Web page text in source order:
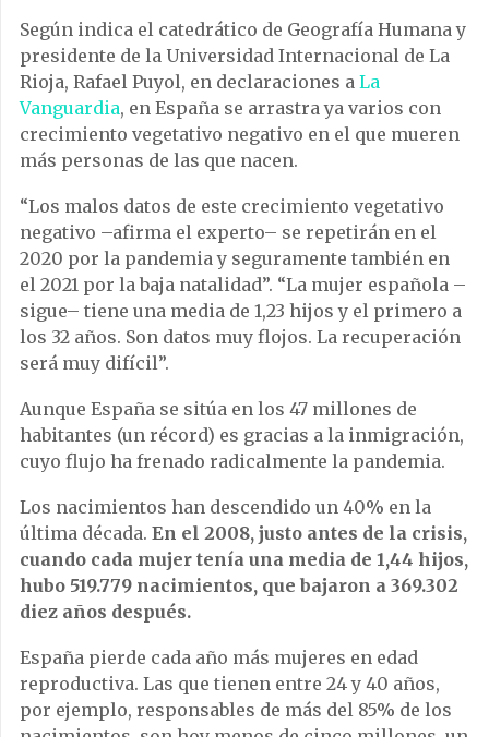
Según indica el catedrático de Geografía Humana y
presidente de la Universidad Internacional de La
Rioja, Rafael Puyol, en declaraciones a La
Vanguardia, en España se arrastra ya varios con
crecimiento vegetativo negativo en el que mueren
más personas de las que nacen.
“Los malos datos de este crecimiento vegetativo
negativo –afirma el experto– se repetirán en el
2020 por la pandemia y seguramente también en
el 2021 por la baja natalidad”. “La mujer española –
sigue– tiene una media de 1,23 hijos y el primero a
los 32 años. Son datos muy flojos. La recuperación
será muy difícil”.
Aunque España se sitúa en los 47 millones de
habitantes (un récord) es gracias a la inmigración,
cuyo flujo ha frenado radicalmente la pandemia.
Los nacimientos han descendido un 40% en la
última década. En el 2008, justo antes de la crisis,
cuando cada mujer tenía una media de 1,44 hijos,
hubo 519.779 nacimientos, que bajaron a 369.302
diez años después.
España pierde cada año más mujeres en edad
reproductiva. Las que tienen entre 24 y 40 años,
por ejemplo, responsables de más del 85% de los